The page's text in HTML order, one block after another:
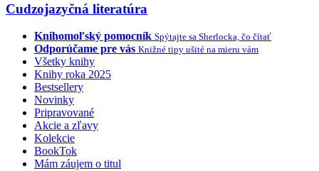
Cudzojazyčná literatúra
Knihomoľský pomocník Spýtajte sa Sherlocka, čo čítať
Odporúčame pre vás Knižné tipy ušité na mieru vám
Všetky knihy
Knihy roka 2025
Bestsellery
Novinky
Pripravované
Akcie a zľavy
Kolekcie
BookTok
Mám záujem o titul